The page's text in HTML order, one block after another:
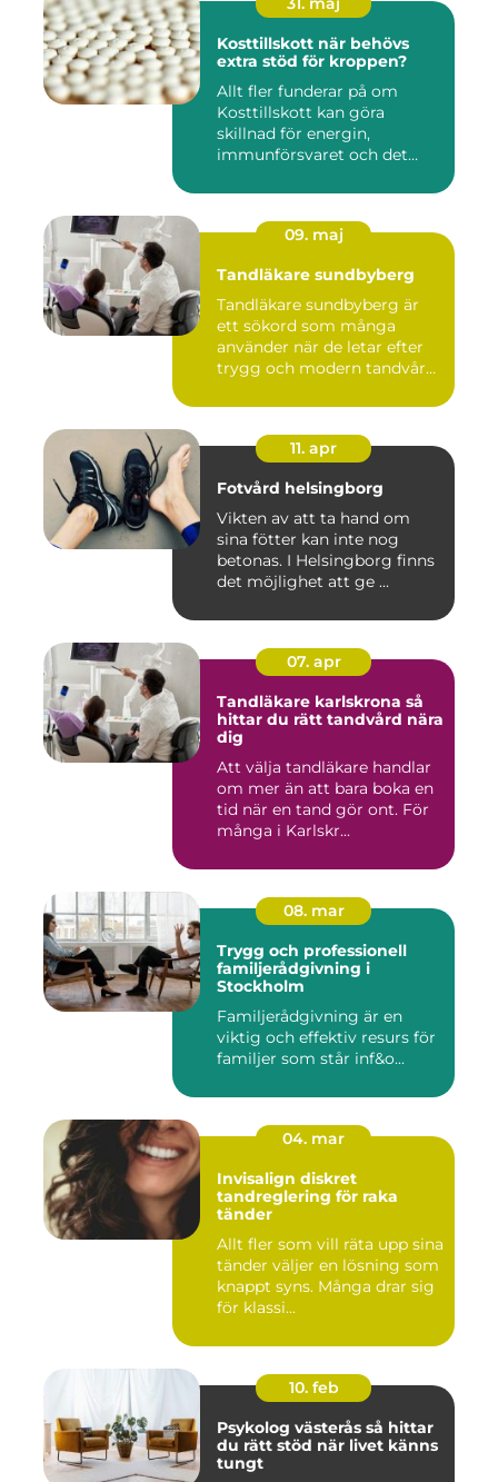
Kosttillskott när behövs
extra stöd för kroppen?
Allt fler funderar på om
Kosttillskott kan göra
skillnad för energin,
immunförsvaret och det
09. maj
Tandläkare sundbyberg
Tandläkare sundbyberg är
ett sökord som många
använder när de letar efter
trygg och modern tandvård
11. apr
Fotvård helsingborg
Vikten av att ta hand om
sina fötter kan inte nog
betonas. I Helsingborg finns
det möjlighet att ge ...
07. apr
Tandläkare karlskrona så
hittar du rätt tandvård nära
dig
Att välja tandläkare handlar
om mer än att bara boka en
tid när en tand gör ont. För
många i Karlskr...
08. mar
Trygg och professionell
familjerådgivning i
Stockholm
Familjerådgivning är en
viktig och effektiv resurs för
familjer som står inf&o...
04. mar
Invisalign diskret
tandreglering för raka
tänder
Allt fler som vill räta upp sina
tänder väljer en lösning som
knappt syns. Många drar sig
för klassi...
10. feb
Psykolog västerås så hittar
du rätt stöd när livet känns
tungt